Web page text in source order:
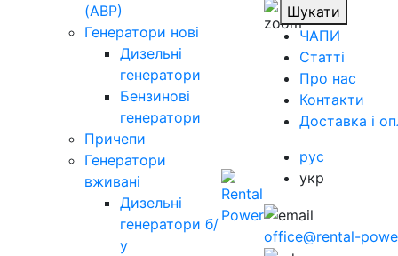
(АВР)
Генератори нові
Дизельні
генератори
Бензинові
генератори
Причепи
Генератори
вживані
Дизельні
генератори б/
у
Шукати
ЧАПИ
Статті
Про нас
Контакти
Доставка і
рус
укр
office@rental-